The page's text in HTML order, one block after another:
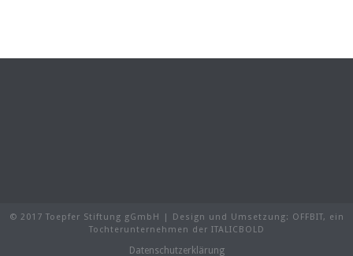
© 2017 Toepfer Stiftung gGmbH | Design und Umsetzung: OFFBIT, ein
Tochterunternehmen der ITALICBOLD
Datenschutzerklärung